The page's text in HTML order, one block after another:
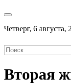
Четверг, 6 августа,
Вторая